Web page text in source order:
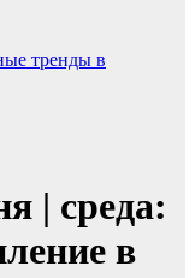
тренды в
| среда:
в